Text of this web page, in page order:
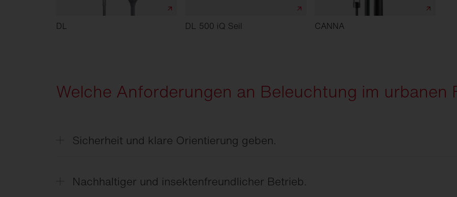
DL DL 500 iQ Seil CANNA
Welche Anforderungen an Beleuchtung im urbanen
Sicherheit und klare Orientierung geben.
ein sicheres Gefühl.
Nachhaltiger und insektenfreundlicher Betrieb.